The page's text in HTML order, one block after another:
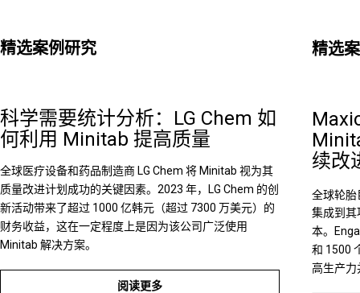
精选案例研究
科学需要统计分析：LG Chem 如
何利用 Minitab 提高质量
全球医疗设备和药品制造商 LG Chem 将 Minitab 视为其
质量改进计划成功的关键因素。2023 年，LG Chem 的创
新活动带来了超过 1000 亿韩元（超过 7300 万美元）的
财务收益，这在一定程度上是因为该公司广泛使用
Minitab 解决方案。
阅读更多
精选
续改
全球轮胎
集成到其
本。
和 1500
高生产力